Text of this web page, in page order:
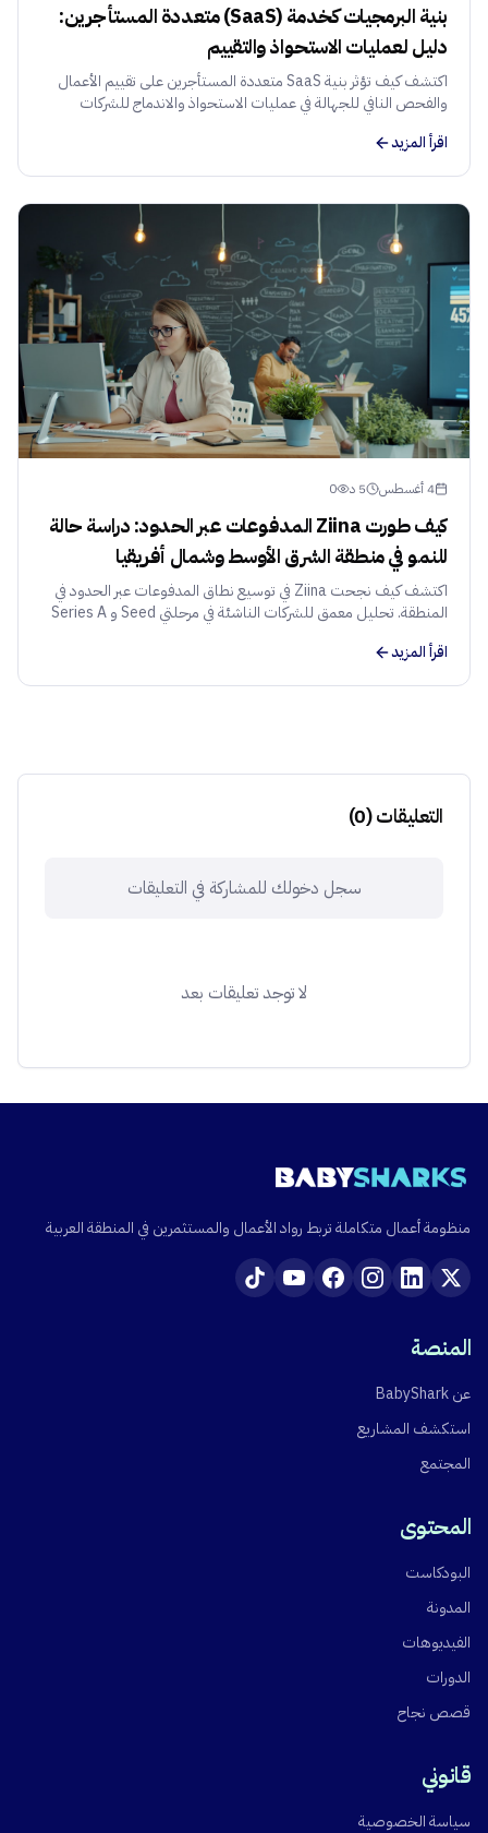
بنية البرمجيات كخدمة (SaaS) متعددة المستأجرين:
دليل لعمليات الاستحواذ والتقييم
اكتشف كيف تؤثر بنية SaaS متعددة المستأجرين على تقييم الأعمال
والفحص النافي للجهالة في عمليات الاستحواذ والاندماج للشركات
اقرأ المزيد
4 أغسطس 5 د 0
كيف طورت Ziina المدفوعات عبر الحدود: دراسة حالة
للنمو في منطقة الشرق الأوسط وشمال أفريقيا
اكتشف كيف نجحت Ziina في توسيع نطاق المدفوعات عبر الحدود في
المنطقة. تحليل معمق للشركات الناشئة في مرحلتي Seed و Series A
اقرأ المزيد
التعليقات(
0
)
سجل دخولك للمشاركة في التعليقات
لا توجد تعليقات بعد
منظومة أعمال متكاملة تربط رواد الأعمال والمستثمرين في المنطقة العربية
المنصة
عن BabyShark
استكشف المشاريع
المجتمع
المحتوى
البودكاست
المدونة
الفيديوهات
الدورات
قصص نجاح
قانوني
سياسة الخصوصية